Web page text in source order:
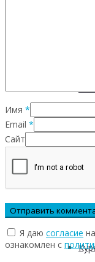
Имя *
Email *
Сайт
Я даю согласие
ознакомлен с